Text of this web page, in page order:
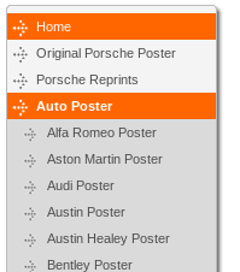
Home
Original Porsche Poster
Porsche Reprints
Auto Poster
Alfa Romeo Poster
Aston Martin Poster
Audi Poster
Austin Poster
Austin Healey Poster
Bentley Poster